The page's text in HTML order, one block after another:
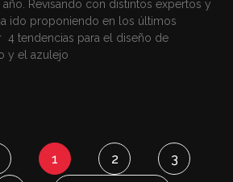
Revisando con distintos expertos y
ido proponiendo en los últimos
4 tendencias para el diseño de
y el azulejo
1 2 3